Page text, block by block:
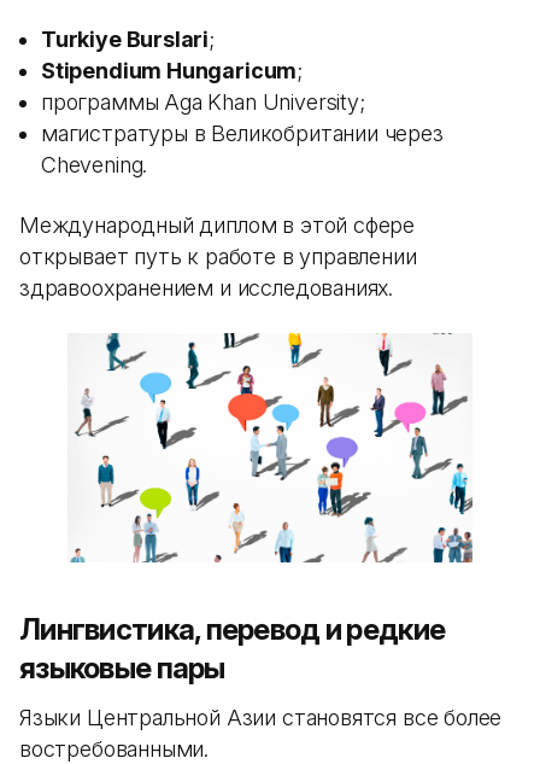
Turkiye Burslari;
Stipendium Hungaricum;
программы Aga Khan University;
магистратуры в Великобритании через
Chevening.
Международный диплом в этой сфере
открывает путь к работе в управлении
здравоохранением и исследованиях.
Лингвистика, перевод и редкие
языковые пары
Языки Центральной Азии становятся все более
востребованными.